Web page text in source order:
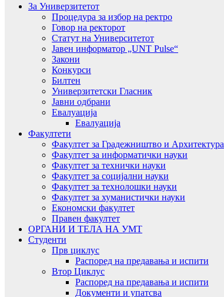
За Универзитетот
Процедура за избор на ректро
Говор на ректорот
Статут на Университетот
Јавен информатор „UNT Pulse“
Закони
Конкурси
Билтен
Универзитетски Гласник
Јавни одбрани
Евалуација
Евалуација
Факултети
Факултет за Градежништво и Архитектура
Факултет за информатички науки
Факултет за технички науки
Факултет за социјални науки
Факултет за технолошки науки
Факултет за хуманистички науки
Економски факултет
Правен факултет
ОРГАНИ И ТЕЛА НА УМТ
Студенти
Прв циклус
Распоред на предавањa и испити
Втор Циклус
Распоред на предавањa и испити
Документи и упатсва